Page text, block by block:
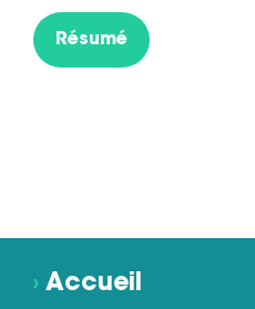
Résumé
› Accueil